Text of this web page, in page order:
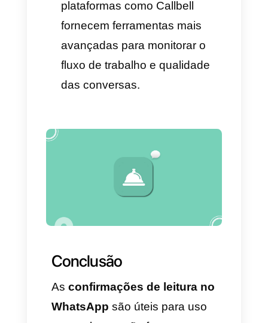
confirmações de leitura ou no
app do WhatsApp.
– Automatizar respostas e
Com o módulo Chatbot, você
pode automatizar mensagens
iniciais, filtrar leads e guiar
necessidades.
– Analisar métricas reais
O módulo Analytics permite